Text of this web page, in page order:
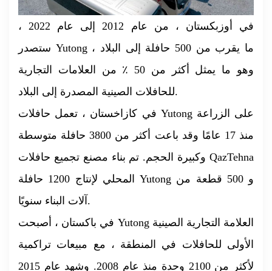
في أوزبكستان ، من عام 2012 إلى عام 2022 ،
ستصدر Yutong ما يقرب من 500 حافلة إلى البلاد ،
وهو ما يمثل أكثر من 50 ٪ من العلامات التجارية
للحافلات الصينية المصدرة إلى البلاد.
في كازاخستان ، تعمل حافلات Yutong على الزراعة
منذ 17 عامًا وقد باعت أكثر من 3800 حافلة متوسطة
وكبيرة الحجم. تم بناء مصنع تجميع حافلات QazTehna
المحلي لإنتاج 1200 حافلة Yutong و 500 قطعة من
آلات البناء سنويًا.
في باكستان ، أصبحت Yutong العلامة التجارية الصينية
الأولى للحافلات في المنطقة ، مع مبيعات تراكمية
لأكثر من 2100 وحدة منذ عام 2008. وشهد عام 2015